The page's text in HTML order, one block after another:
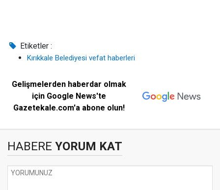
Etiketler :
Kırıkkale Belediyesi vefat haberleri
Gelişmelerden haberdar olmak
için Google News'te
Gazetekale.com'a abone olun!
HABERE YORUM KAT